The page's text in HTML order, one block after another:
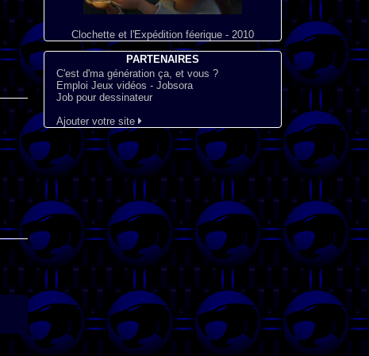
Clochette et l'Expédition féerique - 2010
PARTENAIRES
C'est d'ma génération ça, et vous ?
Emploi Jeux vidéos - Jobsora
Job pour dessinateur
Ajouter votre site